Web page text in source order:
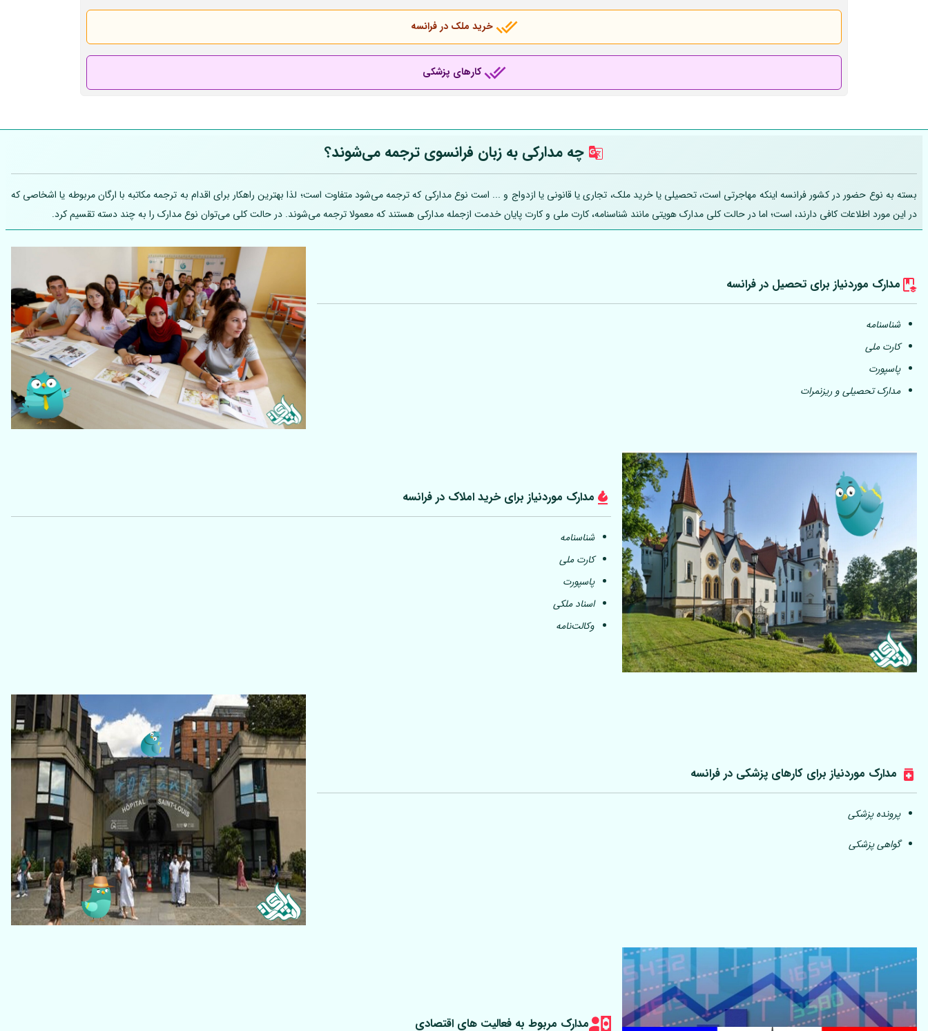
خرید ملک در فرانسه
کارهای پزشکی
چه مدارکی به زبان فرانسوی ترجمه می‌شوند؟
بسته به نوع حضور در کشور فرانسه اینکه مهاجرتی است، تحصیلی یا خرید ملک، تجاری یا قانونی یا ازدواج و ... است نوع مدارکی که ترجمه می‌شود متفاوت است؛ لذا بهترین راهکار برای اقدام به ترجمه مکاتبه با ارگان مربوطه یا اشخاصی که
در این مورد اطلاعات کافی دارند، است؛ اما در حالت کلی مدارک هویتی مانند شناسنامه، کارت ملی و کارت پایان خدمت ازجمله مدارکی هستند که معمولا ترجمه می‌شوند. در حالت کلی می‌توان نوع مدارک را به چند دسته تقسیم کرد.
مدارک موردنیاز برای تحصیل در فرانسه
شناسنامه
کارت ملی
پاسپورت
مدارک تحصیلی و ریزنمرات
مدارک موردنیاز برای خرید املاک در فرانسه
شناسنامه
کارت ملی
پاسپورت
اسناد ملکی
وکالت‌نامه
مدارک موردنیاز برای کارهای پزشکی در فرانسه
پرونده پزشکی
گواهی پزشکی
مدارک مربوط به فعالیت های اقتصادی